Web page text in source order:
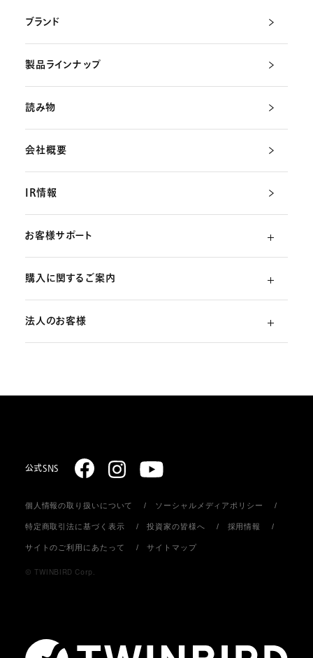
ブランド
製品ラインナップ
読み物
会社概要
IR情報
お客様サポート
よくあるご質問
部品・消耗品のご注文
購入に関するご案内
ご利用ガイド（初めての方）
お届けについて
返品・キャンセル
メールマガジンについて
法人のお客様
公式SNS
個人情報の取り扱いについて ソーシャルメディアポリシー
特定商取引法に基づく表示 投資家の皆様へ 採用情報
サイトのご利用にあたって サイトマップ
© TWINBIRD Corp.